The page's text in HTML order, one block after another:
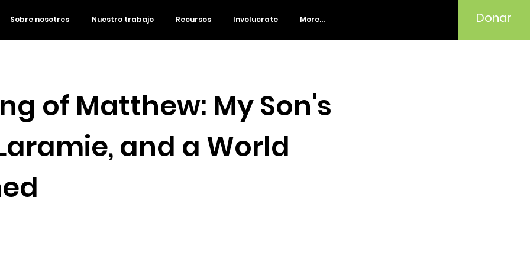
Sobre nosotres Nuestro trabajo Recursos Involucrate More... Donar
of Matthew: My Son's
and a World